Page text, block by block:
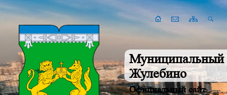
Муниципальный
Жулебино
Официальный сайт